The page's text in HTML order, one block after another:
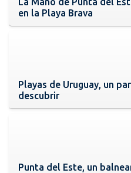
en la Playa Brava
Playas de Uruguay, un
descubrir
Punta del Este, un